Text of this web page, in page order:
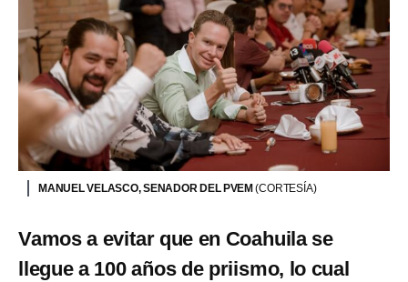
MANUEL VELASCO, SENADOR DEL PVEM(CORTESÍA)
Vamos a evitar que en Coahuila se
llegue a 100 años de priismo, lo cual